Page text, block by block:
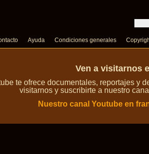
Ayuda Condiciones generales
Ven a visitarnos
te ofrece documentales, reportajes y
visitarnos y suscribirte a nuestro
Nuestro canal Youtube en